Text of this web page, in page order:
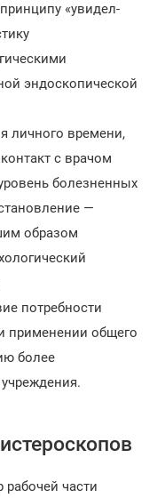
«увидел-
эндоскопической
личного времени,
с врачом
болезненных
—
образом
потребности
применении общего
более
рабочей части